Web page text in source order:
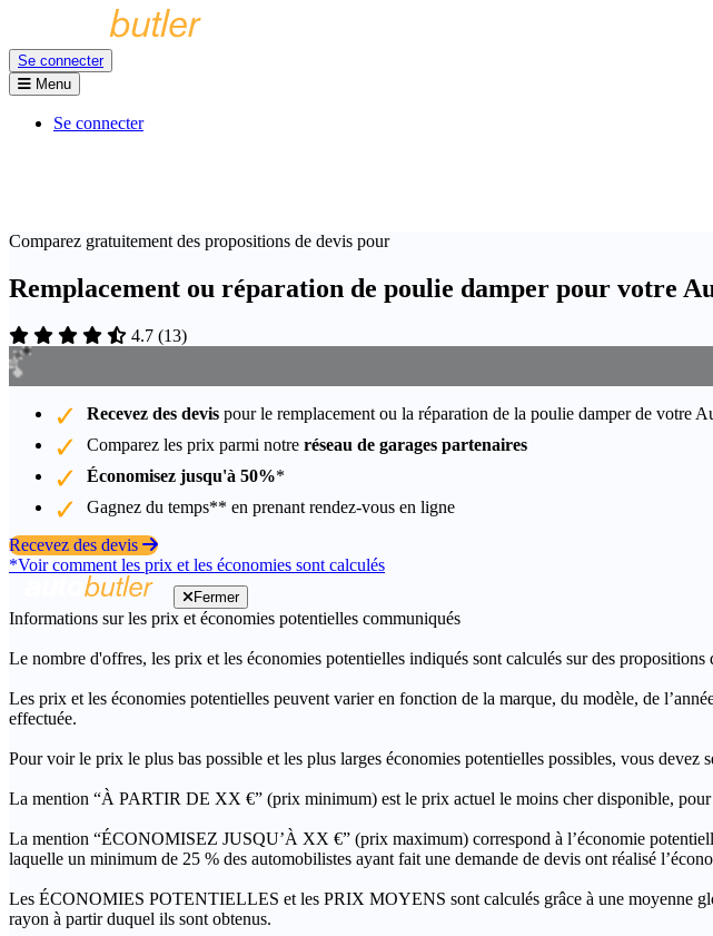
Se connecter
Menu
Se connecter
Comparez gratuitement des propositions de devis pour
Remplacement ou réparation de poulie damper pour votre
4.7 (13)
Recevez des devis pour le remplacement ou la réparation de la poulie damper de votre
Comparez les prix parmi notre réseau de garages partenaires
Économisez jusqu'à 50%*
Gagnez du temps** en prenant rendez-vous en ligne
Recevez des devis
*Voir comment les prix et les économies sont calculés
Fermer
Informations sur les prix et économies potentielles communiqués
Le nombre d'offres, les prix et les économies potentielles indiqués sont calculés sur des
Les prix et les économies potentielles peuvent varier en fonction de la marque, du modèle, de
effectuée.
Pour voir le prix le plus bas possible et les plus larges économies potentielles possibles, vous devez
La mention “À PARTIR DE XX €” (prix minimum) est le prix actuel le moins cher disponible, pour
La mention “ÉCONOMISEZ JUSQU’À XX €” (prix maximum) correspond à l’économie
laquelle un minimum de 25 % des automobilistes ayant fait une demande de devis ont réalisé
Les ÉCONOMIES POTENTIELLES et les PRIX MOYENS sont calculés grâce à une moyenne
rayon à partir duquel ils sont obtenus.